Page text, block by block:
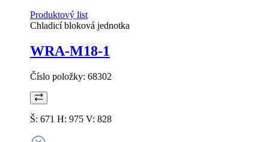
Produktový list
Chladicí bloková jednotka
WRA-M18-1
Číslo položky: 68302
Š: 671 H: 975 V: 828